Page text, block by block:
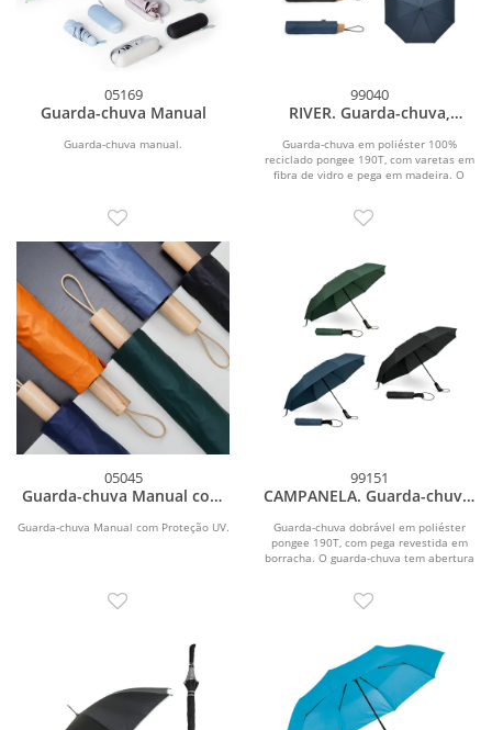
05169
Guarda-chuva Manual
Guarda-chuva manual.
99040
RIVER. Guarda-chuva,
100% reciclado pongee 190T
com abertura e fecho
automático
Guarda-chuva em poliéster 100%
reciclado pongee 190T, com varetas em
fibra de vidro e pega em madeira. O
05045
Guarda-chuva Manual com
Guarda-chuva Manual com Proteção UV.
99151
CAMPANELA. Guarda-chuva,
com abertura e fecho
automático
Guarda-chuva dobrável em poliéster
pongee 190T, com pega revestida em
borracha. O guarda-chuva tem abertura